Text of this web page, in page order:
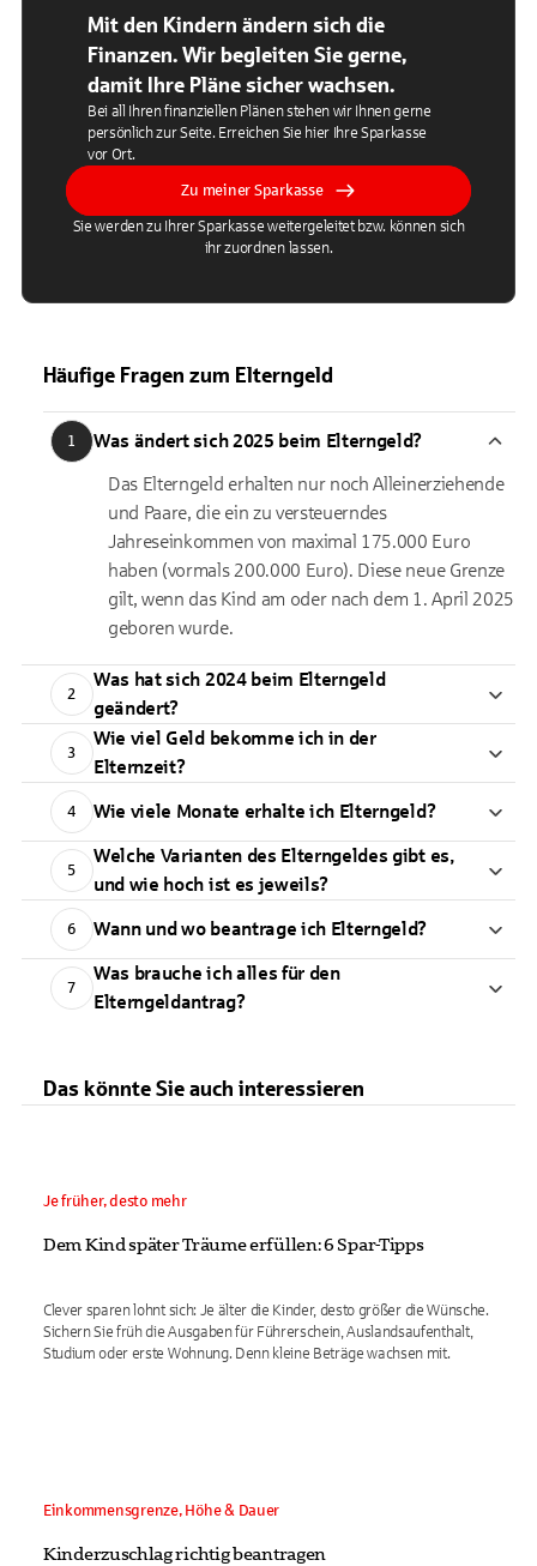
Mit den Kindern ändern sich die
Finanzen. Wir begleiten Sie gerne,
damit Ihre Pläne sicher wachsen.
Bei all Ihren finanziellen Plänen stehen wir Ihnen gerne
persönlich zur Seite. Erreichen Sie hier Ihre Sparkasse
vor Ort.
Zu meiner Sparkasse
Sie werden zu Ihrer Sparkasse weitergeleitet bzw. können sich
ihr zuordnen lassen.
Häufige Fragen zum Elterngeld
1 Was ändert sich 2025 beim Elterngeld?
Das Elterngeld erhalten nur noch Alleinerziehende
und Paare, die ein zu versteuerndes
Jahreseinkommen von maximal 175.000 Euro
haben (vormals 200.000 Euro). Diese neue Grenze
gilt, wenn das Kind am oder nach dem 1. April 2025
geboren wurde.
2
Was hat sich 2024 beim Elterngeld
geändert?
3
Wie viel Geld bekomme ich in der
Elternzeit?
4 Wie viele Monate erhalte ich Elterngeld?
5
Welche Varianten des Elterngeldes gibt es,
und wie hoch ist es jeweils?
6 Wann und wo beantrage ich Elterngeld?
7
Was brauche ich alles für den
Elterngeldantrag?
Das könnte Sie auch interessieren
Je früher, desto mehr
Dem Kind später Träume erfüllen: 6 Spar-Tipps
Clever sparen lohnt sich: Je älter die Kinder, desto größer die Wünsche.
Sichern Sie früh die Ausgaben für Führerschein, Auslandsaufenthalt,
Studium oder erste Wohnung. Denn kleine Beträge wachsen mit.
Einkommensgrenze, Höhe & Dauer
Kinderzuschlag richtig beantragen